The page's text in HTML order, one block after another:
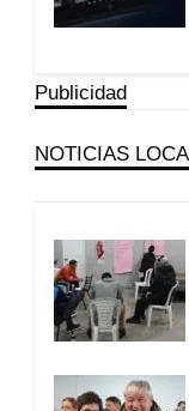
Publicidad
NOTICIAS